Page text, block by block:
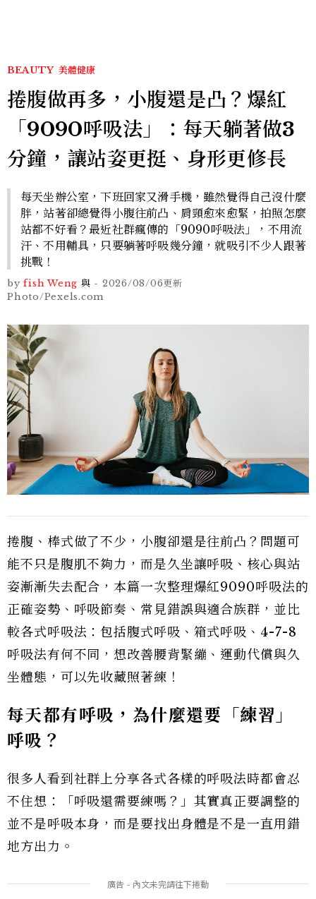
BEAUTY 美體健康
捲腹做再多，小腹還是凸？爆紅
「9090呼吸法」：每天躺著做3
分鐘，讓站姿更挺、身形更修長
每天坐辦公室，下班回家又滑手機，雖然覺得自己沒什麼
胖，站著卻總覺得小腹往前凸、肩頸愈來愈緊，拍照怎麼
站都不好看？最近社群瘋傳的「9090呼吸法」，不用流
汗、不用輔具，只要躺著呼吸幾分鐘，就吸引不少人跟著
挑戰！
by fish Weng 與 - 2026/08/06更新
Photo/Pexels.com
捲腹、棒式做了不少，小腹卻還是往前凸？問題可
能不只是腹肌不夠力，而是久坐讓呼吸、核心與站
姿漸漸失去配合，本篇一次整理爆紅9090呼吸法的
正確姿勢、呼吸節奏、常見錯誤與適合族群，並比
較各式呼吸法：包括腹式呼吸、箱式呼吸、4-7-8
呼吸法有何不同，想改善腰背緊繃、運動代償與久
坐體態，可以先收藏照著練！
每天都有呼吸，為什麼還要「練習」
呼吸？
很多人看到社群上分享各式各樣的呼吸法時都會忍
不住想：「呼吸還需要練嗎？」其實真正要調整的
並不是呼吸本身，而是要找出身體是不是一直用錯
地方出力。